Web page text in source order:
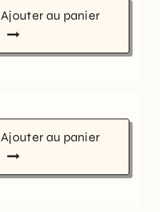
Ajouter au panier
Ajouter au panier